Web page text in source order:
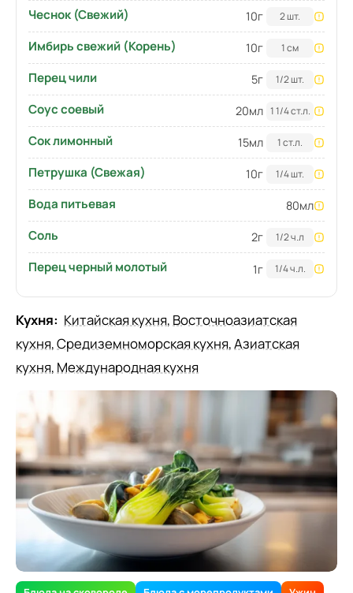
Чеснок (Свежий) 10г 2 шт.
Имбирь свежий (Корень) 10г 1 см
Перец чили 5г 1/2 шт.
Соус соевый 20мл 1 1/4 ст.л.
Сок лимонный 15мл 1 ст.л.
Петрушка (Свежая) 10г 1/4 шт.
Вода питьевая 80мл
Соль 2г 1/2 ч.л
Перец черный молотый 1г 1/4 ч.л.
Кухня: Китайская кухня, Восточноазиатская
кухня,Средиземноморская кухня,Азиатская
кухня, Международная кухня